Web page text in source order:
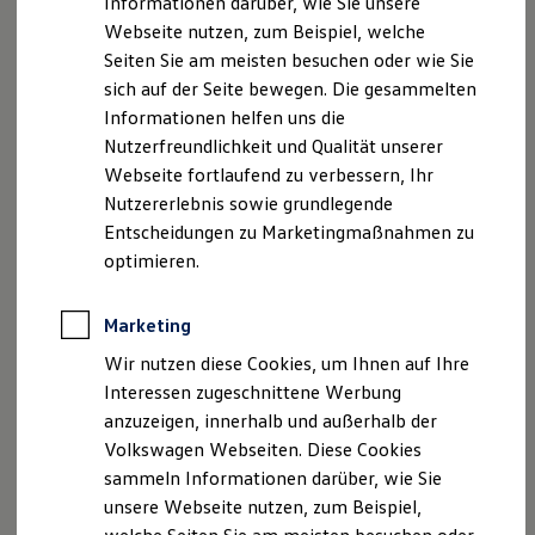
Kfz-Versicherung für Nutzfahrzeuge
Restschuldversicherung
Wartungsverträge
Besitzer & Service
Reparatur & Service
Sommer-Special
Reparatur, Pflege & Inspektion
Servicetermin anfragen
Service-Vorteile bei Volkswagen Nutzfahrzeuge
ServicePlus
Economy Service
Räder & Reifen Service
Ersatzfahrzeuge
Software, Konnektivität & Apps
California App
VW Connect für Ihren ID. Buzz
VW Connect für Ihren Transporter/Caravelle
VW Connect für Ihren Amarok
VW Connect für andere Modelle
Connect Pro
Fleet Interface Data
Multistop Pathfinder
Übersicht Software Updates
Hilfreiches für Besitzer
Nutzungsbedingungen
Datenschutzerklärungen
Cookie-Richtlinie
Lizenzhinweise Dritter
Angaben zum Digital Service Act (DSA)
EU Data Act
Produktsicherheitsinformationen
Rückrufe
Vorschriften
Händlersuche
Newsletter
VERTRAG WIDERRUFEN
Beim Erwerb eines Neufahrzeugs besteht die Möglichkeit, die
mobilen Online-Dienste vonVolkswagenfür eine initiale,
unentgeltlich angebotene Vertragslaufzeit zu nutzen.
Ausgenommen davon ist das Dienstepaket VW Safe & Secure,
für das aktuell keine initiale, unentgeltliche Vertragslaufzeit
vorgesehen ist. Voraussetzung für die Nutzung ist die
ID Benutzerkontos
sowie die Anmeldung mit Benutzername und Passwort. Nach
Webseite nutzen, zum Beispiel, welche
Seiten Sie am meisten besuchen oder wie Sie
sich auf der Seite bewegen. Die gesammelten
Informationen helfen uns die
Nutzerfreundlichkeit und Qualität unserer
Webseite fortlaufend zu verbessern, Ihr
Nutzererlebnis sowie grundlegende
Entscheidungen zu Marketingmaßnahmen zu
optimieren.
Marketing
Wir nutzen diese Cookies, um Ihnen auf Ihre
Interessen zugeschnittene Werbung
anzuzeigen, innerhalb und außerhalb der
Volkswagen Webseiten. Diese Cookies
sammeln Informationen darüber, wie Sie
unsere Webseite nutzen, zum Beispiel,